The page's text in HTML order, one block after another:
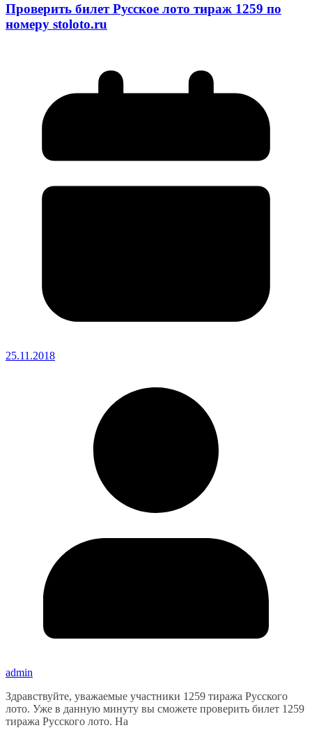
Проверить билет Русское лото тираж 1259 по
номеру stoloto.ru
25.11.2018
admin
Здравствуйте, уважаемые участники 1259 тиража Русского
лото. Уже в данную минуту вы сможете проверить билет 1259
тиража Русского лото. На